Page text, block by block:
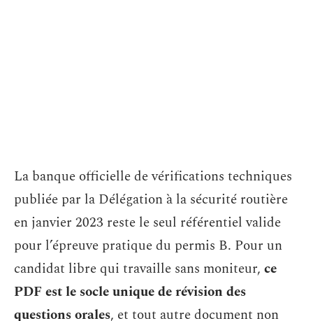
La banque officielle de vérifications techniques
publiée par la Délégation à la sécurité routière
en janvier 2023 reste le seul référentiel valide
pour l’épreuve pratique du permis B. Pour un
candidat libre qui travaille sans moniteur, ce
PDF est le socle unique de révision des
questions orales, et tout autre document non